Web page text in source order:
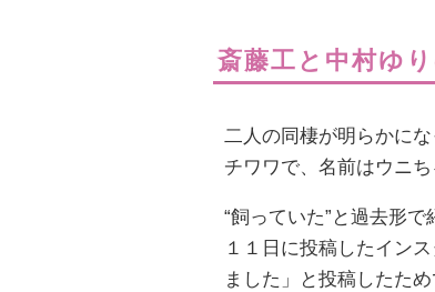
斎藤工と中村ゆ
二人の同棲が明らかに
チワワで、名前はウニち
“飼っていた”と過去形
１１日に投稿したイン
ました」と投稿したため